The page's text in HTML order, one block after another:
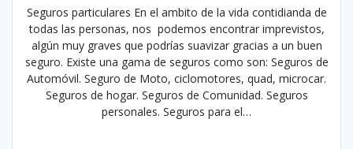
Seguros particulares En el ambito de la vida contidianda de
todas las personas, nos podemos encontrar imprevistos,
algún muy graves que podrías suavizar gracias a un buen
seguro. Existe una gama de seguros como son: Seguros de
Automóvil. Seguro de Moto, ciclomotores, quad, microcar.
Seguros de hogar. Seguros de Comunidad. Seguros
personales. Seguros para el…